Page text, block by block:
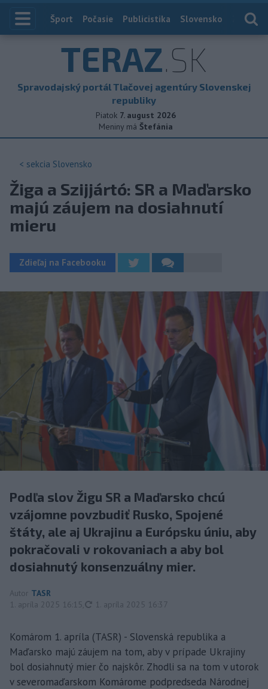
Index
Šport Počasie Publicistika Slovensko
TERAZ.SK
Spravodajský portál Tlačovej agentúry Slovenskej
republiky
Piatok 7. august 2026
Meniny má Štefánia
< sekcia Slovensko
Žiga a Szijjártó: SR a Maďarsko
majú záujem na dosiahnutí
mieru
Zdieľaj na Facebooku
Podľa slov Žigu SR a Maďarsko chcú
vzájomne povzbudiť Rusko, Spojené
štáty, ale aj Ukrajinu a Európsku úniu, aby
pokračovali v rokovaniach a aby bol
dosiahnutý konsenzuálny mier.
Autor TASR
1. apríla 2025 16:15
aktualizované
1. apríla 2025 16:37
Komárom 1. apríla (TASR) - Slovenská republika a
Maďarsko majú záujem na tom, aby v prípade Ukrajiny
bol dosiahnutý mier čo najskôr. Zhodli sa na tom v utorok
v severomaďarskom Komárome podpredseda Národnej